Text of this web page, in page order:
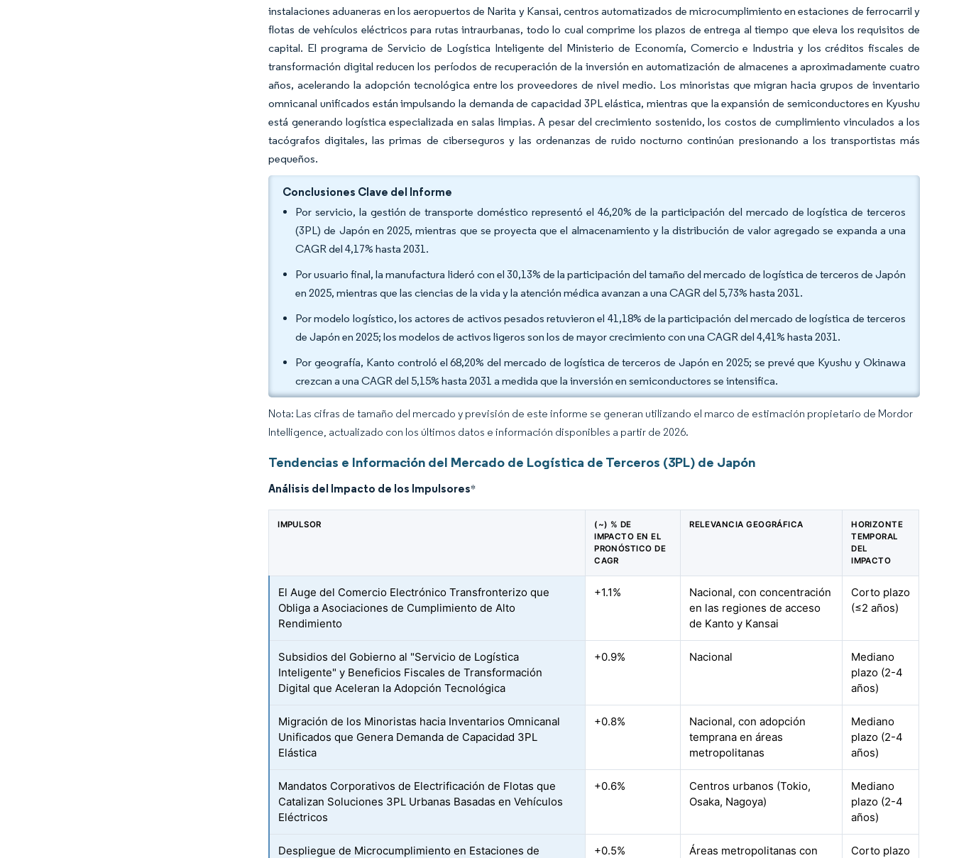
instalaciones aduaneras en los aeropuertos de Narita y Kansai, centros automatizados de microcumplimiento en estaciones de ferrocarril y
flotas de vehículos eléctricos para rutas intraurbanas, todo lo cual comprime los plazos de entrega al tiempo que eleva los requisitos de
capital. El programa de Servicio de Logística Inteligente del Ministerio de Economía, Comercio e Industria y los créditos fiscales de
transformación digital reducen los períodos de recuperación de la inversión en automatización de almacenes a aproximadamente cuatro
años, acelerando la adopción tecnológica entre los proveedores de nivel medio. Los minoristas que migran hacia grupos de inventario
omnicanal unificados están impulsando la demanda de capacidad 3PL elástica, mientras que la expansión de semiconductores en Kyushu
está generando logística especializada en salas limpias. A pesar del crecimiento sostenido, los costos de cumplimiento vinculados a los
tacógrafos digitales, las primas de ciberseguros y las ordenanzas de ruido nocturno continúan presionando a los transportistas más
pequeños.
Conclusiones Clave del Informe
Por servicio, la gestión de transporte doméstico representó el 46,20% de la participación del mercado de logística de terceros
(3PL) de Japón en 2025, mientras que se proyecta que el almacenamiento y la distribución de valor agregado se expanda a una
CAGR del 4,17% hasta 2031.
Por usuario final, la manufactura lideró con el 30,13% de la participación del tamaño del mercado de logística de terceros de Japón
en 2025, mientras que las ciencias de la vida y la atención médica avanzan a una CAGR del 5,73% hasta 2031.
Por modelo logístico, los actores de activos pesados retuvieron el 41,18% de la participación del mercado de logística de terceros
de Japón en 2025; los modelos de activos ligeros son los de mayor crecimiento con una CAGR del 4,41% hasta 2031.
Por geografía, Kanto controló el 68,20% del mercado de logística de terceros de Japón en 2025; se prevé que Kyushu y Okinawa
crezcan a una CAGR del 5,15% hasta 2031 a medida que la inversión en semiconductores se intensifica.
Nota: Las cifras de tamaño del mercado y previsión de este informe se generan utilizando el marco de estimación propietario de Mordor
Intelligence, actualizado con los últimos datos e información disponibles a partir de 2026.
Tendencias e Información del Mercado de Logística de Terceros (3PL) de Japón
Análisis del Impacto de los Impulsores*
IMPULSOR
(~) % DE
IMPACTO EN EL
PRONÓSTICO DE
CAGR
RELEVANCIA GEOGRÁFICA
HORIZONTE
TEMPORAL
DEL
IMPACTO
El Auge del Comercio Electrónico Transfronterizo que
Obliga a Asociaciones de Cumplimiento de Alto
Rendimiento
+1.1%
Nacional, con concentración
en las regiones de acceso
de Kanto y Kansai
Corto plazo
(≤2 años)
Subsidios del Gobierno al "Servicio de Logística
Inteligente" y Beneficios Fiscales de Transformación
Digital que Aceleran la Adopción Tecnológica
+0.9% Nacional
Mediano
plazo (2-4
años)
Migración de los Minoristas hacia Inventarios Omnicanal
Unificados que Genera Demanda de Capacidad 3PL
Elástica
+0.8%
Nacional, con adopción
temprana en áreas
metropolitanas
Mediano
plazo (2-4
años)
Mandatos Corporativos de Electrificación de Flotas que
Catalizan Soluciones 3PL Urbanas Basadas en Vehículos
Eléctricos
+0.6%
Centros urbanos (Tokio,
Osaka, Nagoya)
Mediano
plazo (2-4
años)
Despliegue de Microcumplimiento en Estaciones de
+0.5%
Áreas metropolitanas con
Corto plazo